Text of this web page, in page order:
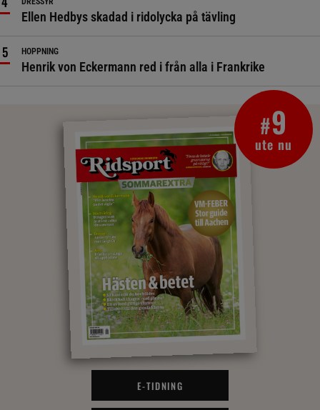
Ellen Hedbys skadad i ridolycka på tävling
HOPPNING
Henrik von Eckermann red i från alla i Frankrike
#9
ute nu
E-TIDNING